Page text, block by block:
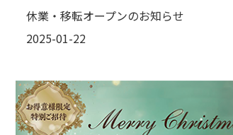
休業・移転オープンのお知らせ
2025-01-22